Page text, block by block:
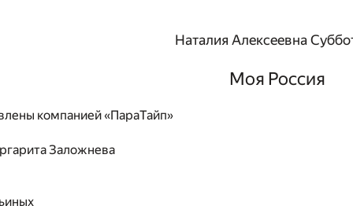
Наталия Алексеевна
Моя Россия
компанией «ПараТайп»
Заложнева